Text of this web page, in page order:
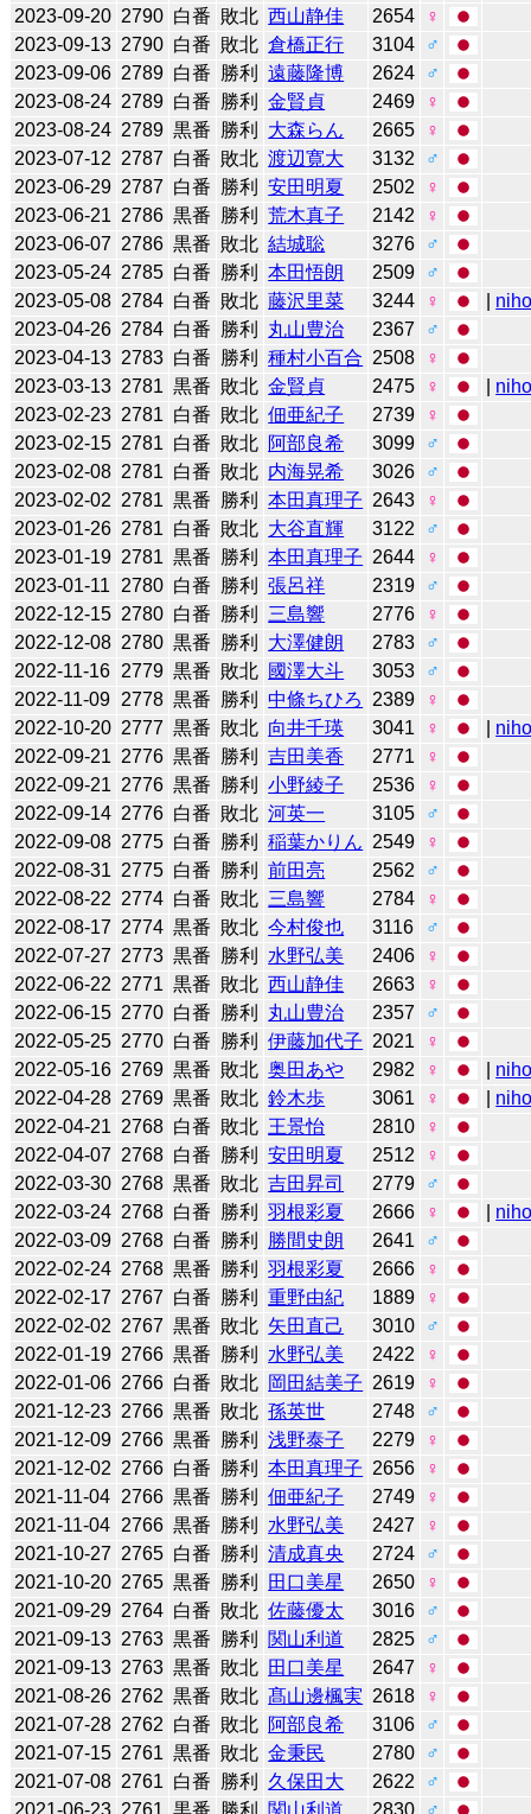
2023-09-20 2790 白番 敗北 西山静佳 2654
♀
2023-09-13 2790 白番 敗北 倉橋正行 3104
♂
2023-09-06 2789 白番 勝利 遠藤隆博 2624
♂
2023-08-24 2789 白番 勝利 金賢貞 2469
♀
2023-08-24 2789 黒番 勝利 大森らん 2665
♀
2023-07-12 2787 白番 敗北 渡辺寛大 3132
♂
2023-06-29 2787 白番 勝利 安田明夏 2502
♀
2023-06-21 2786 黒番 勝利 荒木真子 2142
♀
2023-06-07 2786 黒番 敗北 結城聡 3276
♂
2023-05-24 2785 白番 勝利 本田悟朗 2509
♂
2023-05-08 2784 白番 敗北 藤沢里菜 3244 ♀
2023-04-26 2784 白番 勝利 丸山豊治 2367
♂
2023-04-13 2783 白番 勝利 種村小百合 2508
♀
2023-03-13 2781 黒番 敗北 金賢貞 2475 ♀
2023-02-23 2781 白番 敗北 佃亜紀子 2739
♀
2023-02-15 2781 白番 敗北 阿部良希 3099
♂
2023-02-08 2781 白番 敗北 内海晃希 3026
♂
2023-02-02 2781 黒番 勝利 本田真理子 2643
♀
2023-01-26 2781 白番 敗北 大谷直輝 3122
♂
2023-01-19 2781 黒番 勝利 本田真理子 2644
♀
2023-01-11
2780 白番 勝利 張呂祥 2319
♂
2022-12-15 2780 白番 勝利 三島響 2776
♀
2022-12-08 2780 黒番 勝利 大澤健朗 2783
♂
2022-11-16 2779 黒番 敗北 國澤大斗 3053
♂
2022-11-09 2778 黒番 勝利 中條ちひろ 2389
♀
2022-10-20 2777 黒番 敗北 向井千瑛 3041 ♀
2022-09-21 2776 黒番 勝利 吉田美香 2771
♀
2022-09-21 2776 黒番 勝利 小野綾子 2536
♀
2022-09-14 2776 白番 敗北 河英一 3105
♂
2022-09-08 2775 白番 勝利 稲葉かりん 2549
♀
2022-08-31 2775 白番 勝利 前田亮 2562
♂
2022-08-22 2774 白番 敗北 三島響 2784
♀
2022-08-17 2774 黒番 敗北 今村俊也 3116
♂
2022-07-27 2773 黒番 勝利 水野弘美 2406
♀
2022-06-22 2771 黒番 敗北 西山静佳 2663
♀
2022-06-15 2770 白番 勝利 丸山豊治 2357
♂
2022-05-25 2770 白番 勝利 伊藤加代子 2021
♀
2022-05-16 2769 黒番 敗北 奥田あや 2982 ♀
2022-04-28 2769 黒番 敗北 鈴木歩 3061 ♀
2022-04-21 2768 白番 敗北 王景怡 2810
♀
2022-04-07 2768 白番 勝利 安田明夏 2512
♀
2022-03-30 2768 黒番 敗北 吉田昇司 2779
♂
2022-03-24 2768 白番 勝利 羽根彩夏 2666 ♀
2022-03-09 2768 白番 勝利 勝間史朗 2641
♂
2022-02-24 2768 黒番 勝利 羽根彩夏 2666
♀
2022-02-17 2767 白番 勝利 重野由紀 1889
♀
2022-02-02 2767 黒番 敗北 矢田直己 3010
♂
2022-01-19 2766 黒番 勝利 水野弘美 2422
♀
2022-01-06 2766 白番 敗北 岡田結美子 2619
♀
2021-12-23 2766 黒番 敗北 孫英世 2748
♂
2021-12-09 2766 黒番 勝利 浅野泰子 2279
♀
2021-12-02 2766 白番 勝利 本田真理子 2656
♀
2021-11-04 2766 黒番 勝利 佃亜紀子 2749
♀
2021-11-04 2766 黒番 勝利 水野弘美 2427
♀
2021-10-27 2765 白番 勝利 清成真央 2724
♂
2021-10-20 2765 黒番 勝利 田口美星 2650
♀
2021-09-29 2764 白番 敗北 佐藤優太 3016
♂
2021-09-13 2763 黒番 勝利 関山利道 2825
♂
2021-09-13 2763 黒番 敗北 田口美星 2647
♀
2021-08-26 2762 黒番 敗北 髙山邊楓実 2618
♀
2021-07-28 2762 白番 敗北 阿部良希 3106
♂
2021-07-15 2761 黒番 敗北 金秉民 2780
♂
2021-07-08 2761 白番 勝利 久保田大 2622
♂
2021-06-23 2761 黒番 勝利 関山利道 2830
♂